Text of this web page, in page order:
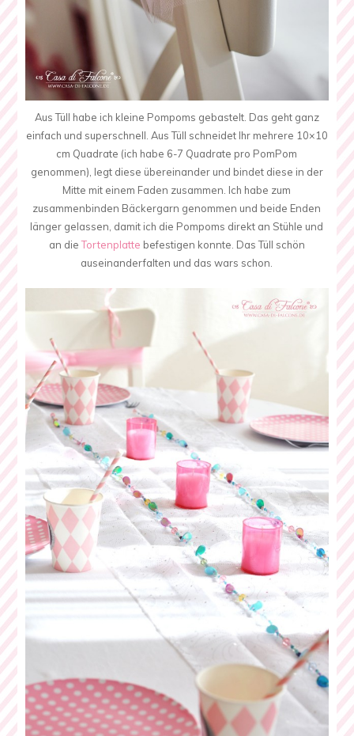
Aus Tüll habe ich kleine Pompoms gebastelt. Das geht ganz
einfach und superschnell. Aus Tüll schneidet Ihr mehrere 10×10
cm Quadrate (ich habe 6-7 Quadrate pro PomPom
genommen), legt diese übereinander und bindet diese in der
Mitte mit einem Faden zusammen. Ich habe zum
zusammenbinden Bäckergarn genommen und beide Enden
länger gelassen, damit ich die Pompoms direkt an Stühle und
an dieTortenplatte befestigen konnte. Das Tüll schön
auseinanderfalten und das wars schon.